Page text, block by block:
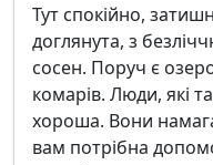
Тут спокійно,
доглянута, з
сосен. Поруч є
комарів. Люди, які
хороша. Вони
вам потрібна